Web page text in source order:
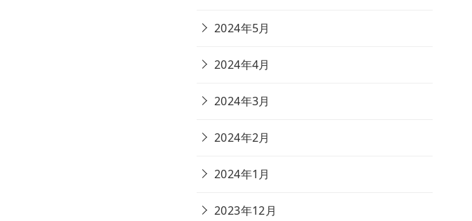
2024年5月
2024年4月
2024年3月
2024年2月
2024年1月
2023年12月